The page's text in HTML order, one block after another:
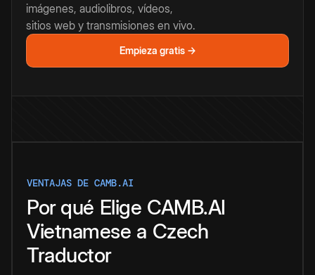
imágenes, audiolibros, vídeos,
sitios web y transmisiones en vivo.
Empieza gratis →
VENTAJAS DE CAMB.AI
Por qué Elige CAMB.AI
Vietnamese a Czech
Traductor